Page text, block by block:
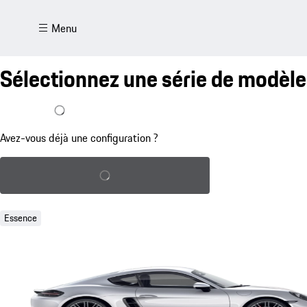
Menu
Sélectionnez une série de
J'ai déjà une configuration
Avez-vous déjà une configuration ?
Charger la configuration sauvegardée
Essence